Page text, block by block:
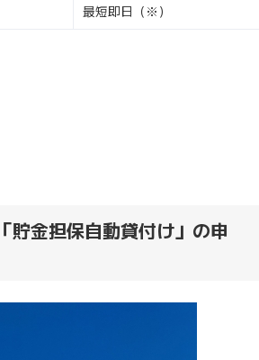
最短即日（※）
貯金担保自動貸付け」の申